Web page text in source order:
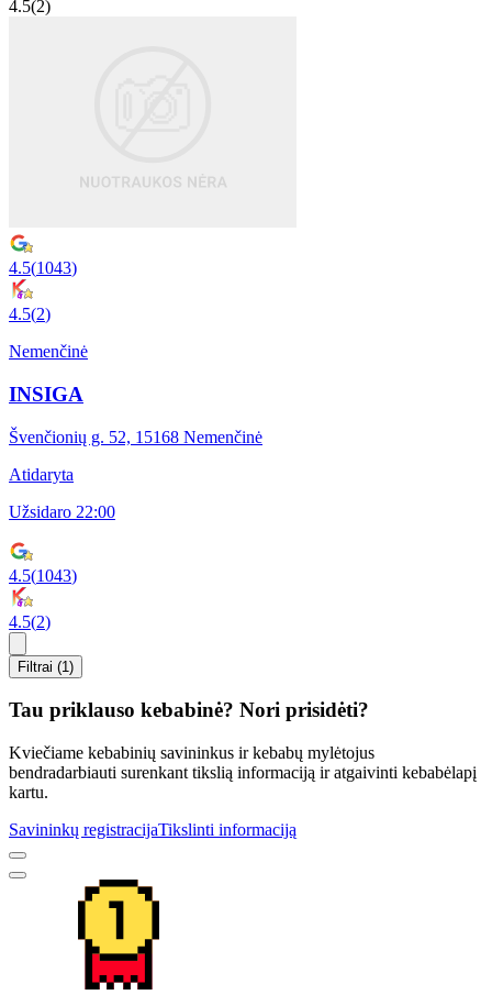
4.5(2)
4.5(1043)
4.5(2)
Nemenčinė
INSIGA
Švenčionių g. 52, 15168 Nemenčinė
Atidaryta
Užsidaro 22:00
4.5(1043)
4.5(2)
Filtrai (1)
Tau priklauso kebabinė? Nori prisidėti?
Kviečiame kebabinių savininkus ir kebabų mylėtojus
bendradarbiauti surenkant tikslią informaciją ir atgaivinti kebabėlapį
kartu.
Savininkų registracijaTikslinti informaciją